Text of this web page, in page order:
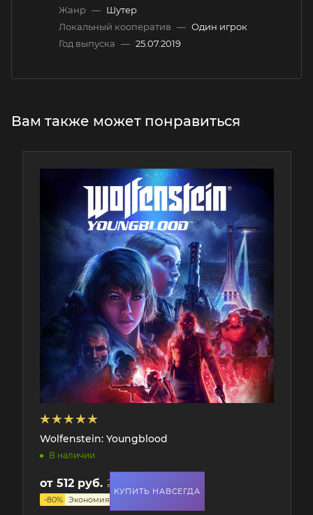
Жанр — Шутер
Локальный кооператив — Один игрок
Год выпуска — 25.07.2019
Вам также может понравиться
Wolfenstein: Youngblood
В наличии
от 512 руб. 2 564 руб.
-80% Экономия
КУПИТЬ НАВСЕГДА